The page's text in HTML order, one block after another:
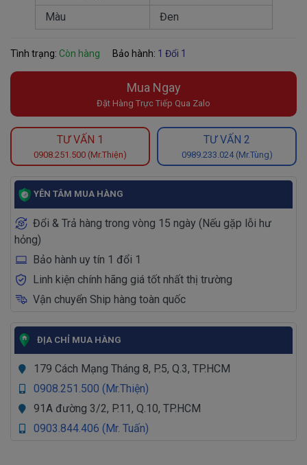
Màu
Đen
Tình trạng: Còn hàng Bảo hành: 1 Đổi 1
Mua Ngay
Đặt Hàng Trực Tiếp Qua Zalo
TƯ VẤN 1
0908.251.500 (Mr.Thiện)
TƯ VẤN 2
0989.233.024 (Mr.Tùng)
YÊN TÂM MUA HÀNG
Đổi & Trả hàng trong vòng 15 ngày (Nếu gặp lỗi hư
hỏng)
Bảo hành uy tín 1 đổi 1
Linh kiện chính hãng giá tốt nhất thị trường
Vận chuyển Ship hàng toàn quốc
ĐỊA CHỈ MUA HÀNG
179 Cách Mạng Tháng 8, P.5, Q.3, TP.HCM
0908.251.500 (Mr.Thiện)
91A đường 3/2, P.11, Q.10, TP.HCM
0903.844.406 (Mr. Tuấn)